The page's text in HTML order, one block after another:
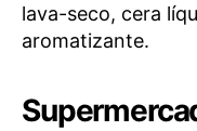
lava-seco, cera
aromatizante.